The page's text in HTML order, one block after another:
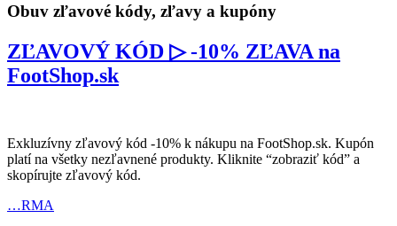
Obuv zľavové kódy, zľavy a kupóny
ZĽAVOVÝ KÓD ▷ -10% ZĽAVA na
FootShop.sk
Exkluzívny zľavový kód -10% k nákupu na FootShop.sk. Kupón
platí na všetky nezľavnené produkty. Kliknite “zobraziť kód” a
skopírujte zľavový kód.
…RMA